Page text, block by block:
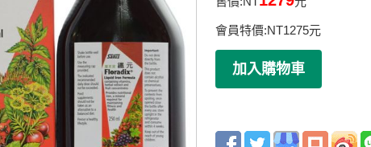
會員特價:NT1275元